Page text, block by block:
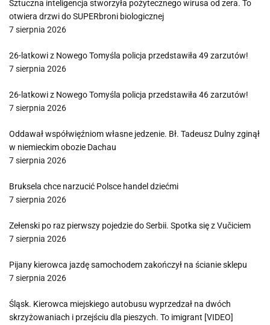
Sztuczna inteligencja stworzyła pożytecznego wirusa od zera. To
otwiera drzwi do SUPERbroni biologicznej
7 sierpnia 2026
26-latkowi z Nowego Tomyśla policja przedstawiła 49 zarzutów!
7 sierpnia 2026
26-latkowi z Nowego Tomyśla policja przedstawiła 46 zarzutów!
7 sierpnia 2026
Oddawał współwięźniom własne jedzenie. Bł. Tadeusz Dulny zginął
w niemieckim obozie Dachau
7 sierpnia 2026
Bruksela chce narzucić Polsce handel dziećmi
7 sierpnia 2026
Zełenski po raz pierwszy pojedzie do Serbii. Spotka się z Vučiciem
7 sierpnia 2026
Pijany kierowca jazdę samochodem zakończył na ścianie sklepu
7 sierpnia 2026
Śląsk. Kierowca miejskiego autobusu wyprzedzał na dwóch
skrzyżowaniach i przejściu dla pieszych. To imigrant [VIDEO]